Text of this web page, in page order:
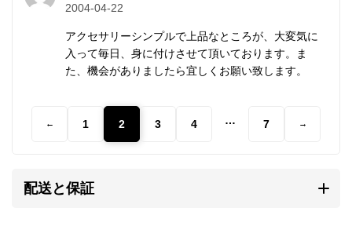
のシルバーアクセサリーとは異なる個性となります。
自然と共存する彼らの作るものには、身近に暮らす動
植物や生活道具などを象ったモチーフが多く見られま
そこには自然を畏れ敬うアニミズムの思想が流れてい
2004-04-22
アクセサリーシンプルで上品なところが、大変気に
入って毎日、身に付けさせて頂いております。ま
た、機会がありましたら宜しくお願い致します。
← 1 2 3 4 … 7 →
配送と保証